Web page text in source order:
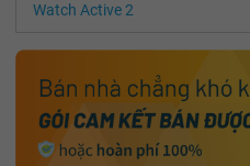
Watch Active 2